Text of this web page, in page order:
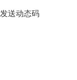
发送动态码